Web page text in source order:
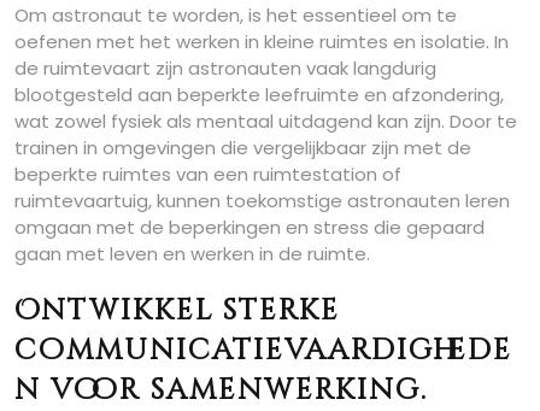
Om astronaut te worden, is het essentieel om te
oefenen met het werken in kleine ruimtes en isolatie. In
de ruimtevaart zijn astronauten vaak langdurig
blootgesteld aan beperkte leefruimte en afzondering,
wat zowel fysiek als mentaal uitdagend kan zijn. Door te
trainen in omgevingen die vergelijkbaar zijn met de
beperkte ruimtes van een ruimtestation of
ruimtevaartuig, kunnen toekomstige astronauten leren
omgaan met de beperkingen en stress die gepaard
gaan met leven en werken in de ruimte.
Ontwikkel sterke
communicatievaardighede
n voor samenwerking.